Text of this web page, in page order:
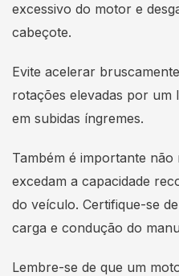
excessivo do motor e
cabeçote.
Evite acelerar
rotações elevadas por um
em subidas íngremes.
Também é importante
excedam a capacidade
do veículo. Certifique-se
carga e condução do
Lembre-se de que um